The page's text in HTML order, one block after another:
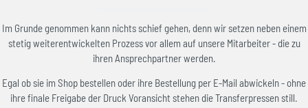
Im Grunde genommen kann nichts schief gehen, denn wir setzen neben einem
stetig weiterentwickelten Prozess vor allem auf unsere Mitarbeiter - die zu
ihren Ansprechpartner werden.
Egal ob sie im Shop bestellen oder ihre Bestellung per E-Mail abwickeln - ohne
ihre finale Freigabe der Druck Voransicht stehen die Transferpressen still.